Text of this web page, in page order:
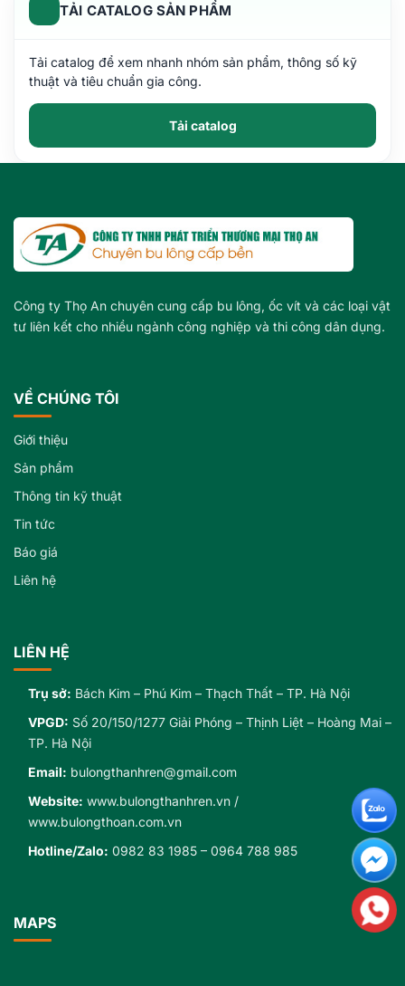
TẢI CATALOG SẢN PHẨM
Tải catalog để xem nhanh nhóm sản phẩm, thông số kỹ
thuật và tiêu chuẩn gia công.
Tải catalog
Công ty Thọ An chuyên cung cấp bu lông, ốc vít và các loại vật
tư liên kết cho nhiều ngành công nghiệp và thi công dân dụng.
VỀ CHÚNG TÔI
Giới thiệu
Sản phẩm
Thông tin kỹ thuật
Tin tức
Báo giá
Liên hệ
LIÊN HỆ
Trụ sở: Bách Kim – Phú Kim – Thạch Thất – TP. Hà Nội
VPGD: Số 20/150/1277 Giải Phóng – Thịnh Liệt – Hoàng Mai –
TP. Hà Nội
Email: bulongthanhren@gmail.com
Website: www.bulongthanhren.vn /
www.bulongthoan.com.vn
Hotline/Zalo: 0982 83 1985 – 0964 788 985
MAPS